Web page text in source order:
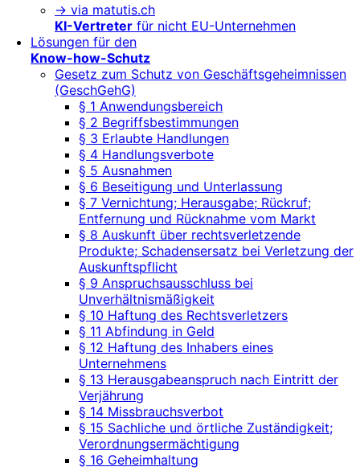
-> via matutis.ch
KI-Vertreter für nicht EU-Unternehmen
Lösungen für den
Know-how-Schutz
Gesetz zum Schutz von Geschäftsgeheimnissen
(GeschGehG)
§ 1 Anwendungsbereich
§ 2 Begriffsbestimmungen
§ 3 Erlaubte Handlungen
§ 4 Handlungsverbote
§ 5 Ausnahmen
§ 6 Beseitigung und Unterlassung
§ 7 Vernichtung; Herausgabe; Rückruf;
Entfernung und Rücknahme vom Markt
§ 8 Auskunft über rechtsverletzende
Produkte; Schadensersatz bei Verletzung der
Auskunftspflicht
§ 9 Anspruchsausschluss bei
Unverhältnismäßigkeit
§ 10 Haftung des Rechtsverletzers
§ 11 Abfindung in Geld
§ 12 Haftung des Inhabers eines
Unternehmens
§ 13 Herausgabeanspruch nach Eintritt der
Verjährung
§ 14 Missbrauchsverbot
§ 15 Sachliche und örtliche Zuständigkeit;
Verordnungsermächtigung
§ 16 Geheimhaltung